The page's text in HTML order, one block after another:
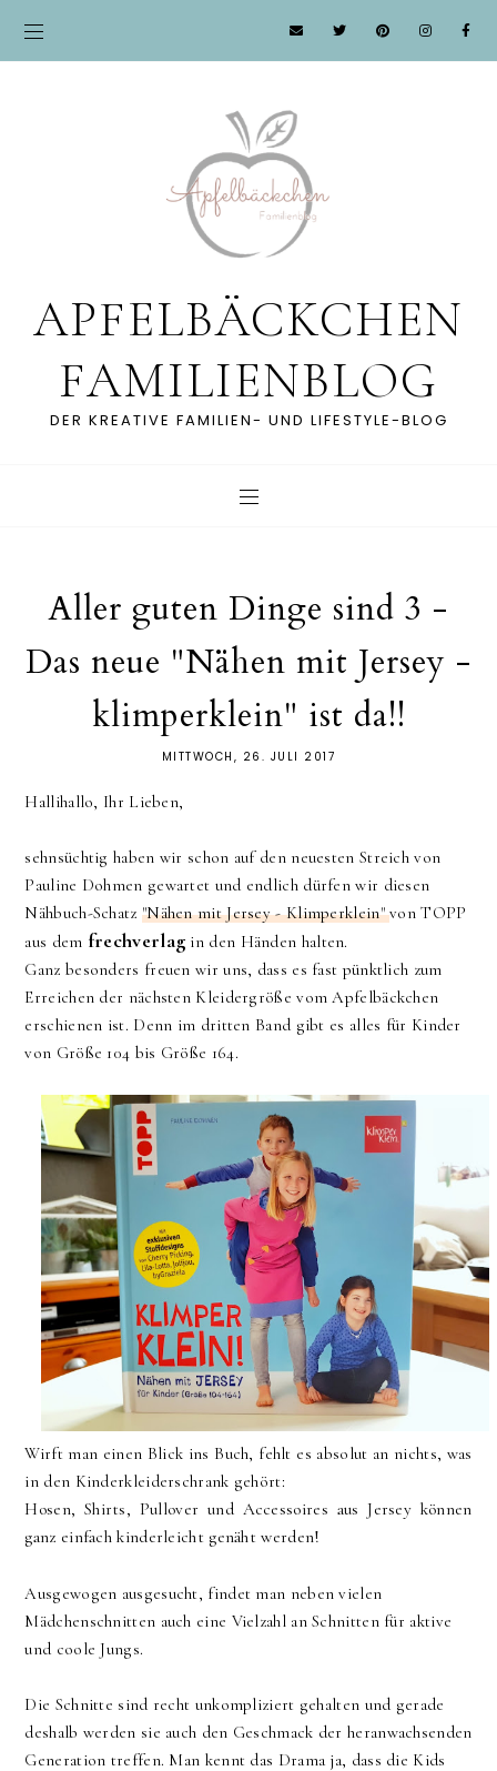
APFELBÄCKCHEN
FAMILIENBLOG
DER KREATIVE FAMILIEN- UND LIFESTYLE-BLOG
Aller guten Dinge sind 3 -
Das neue "Nähen mit Jersey -
klimperklein" ist da!!
MITTWOCH, 26. JULI 2017
Hallihallo, Ihr Lieben,
sehnsüchtig haben wir schon auf den neuesten Streich von
Pauline Dohmen gewartet und endlich dürfen wir diesen
Nähbuch-Schatz "Nähen mit Jersey - Klimperklein"von TOPP
aus dem frechverlag in den Händen halten.
Ganz besonders freuen wir uns, dass es fast pünktlich zum
Erreichen der nächsten Kleidergröße vom Apfelbäckchen
erschienen ist. Denn im dritten Band gibt es alles für Kinder
von Größe 104 bis Größe 164.
Wirft man einen Blick ins Buch, fehlt es absolut an nichts, was
in den Kinderkleiderschrank gehört:
Hosen, Shirts, Pullover und Accessoires aus Jersey können
ganz einfach kinderleicht genäht werden!
Ausgewogen ausgesucht, findet man neben vielen
Mädchenschnitten auch eine Vielzahl an Schnitten für aktive
und coole Jungs.
Die Schnitte sind recht unkompliziert gehalten und gerade
deshalb werden sie auch den Geschmack der heranwachsenden
Generation treffen. Man kennt das Drama ja, dass die Kids